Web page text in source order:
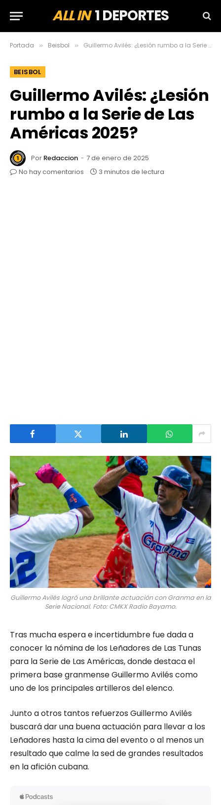
ALL IN1 DEPORTES
Portada » Beisbol » Guillermo Avilés: ¿Lesión rumbo a la Serie de Las Américas 2025?
BEISBOL
Guillermo Avilés: ¿Lesión
rumbo a la Serie de Las
Américas 2025?
Por Redaccion
7 de enero de 2025
No hay comentarios
3 minutos de lectura
Guillermo Avilés logró una brillante actuación con Granma en la
Serie Nacional. Foto: CMKX Radio Bayamo.
Tras mucha espera e incertidumbre fue dada a
conocer la nómina de los Leñadores de Las Tunas
para la Serie de Las Américas, donde destaca el
primera base granmense Guillermo Avilés como
uno de los principales artilleros del elenco.
Junto a otros tantos refuerzos Guillermo Avilés
buscará dar una buena actuación para llevar a los
Leñadores hasta la cima del evento o al menos un
resultado que calme la sed de grandes resultados
en la afición cubana.